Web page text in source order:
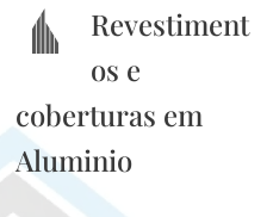
Revestiment
os e
coberturas em
Aluminio